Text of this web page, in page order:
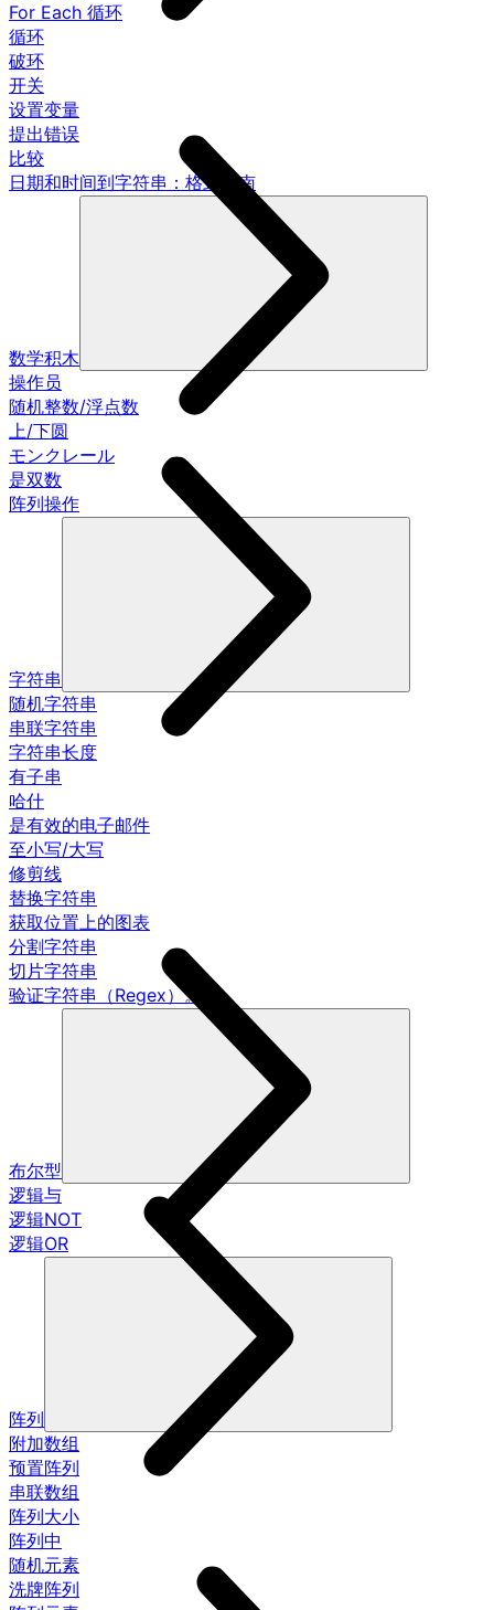
For Each 循环
循环
破环
开关
设置变量
提出错误
比较
日期和时间到字符串：格式指南
数学积木
操作员
随机整数/浮点数
上/下圆
モンクレール
是双数
阵列操作
字符串
随机字符串
串联字符串
字符串长度
有子串
哈什
是有效的电子邮件
至小写/大写
修剪线
替换字符串
获取位置上的图表
分割字符串
切片字符串
验证字符串（Regex）。
布尔型
逻辑与
逻辑NOT
逻辑OR
阵列
附加数组
预置阵列
串联数组
阵列大小
阵列中
随机元素
洗牌阵列